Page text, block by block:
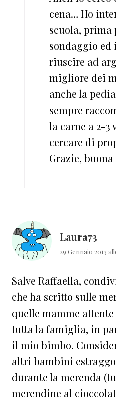
cena… Ho
scuola, prima
sondaggio
riuscire ad
migliore dei
anche la
sempre
la carne a 2-3
cercare di
Grazie,
Laura73
29 Gennaio 2013
Salve Raffaella,
che ha scritto sulle
quelle mamme
tutta la famiglia, in
il mio bimbo.
altri bambini
durante la merenda
merendine al